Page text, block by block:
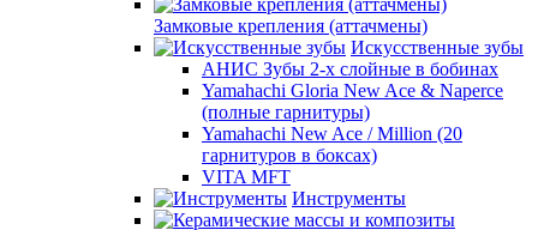
Замковые крепления (аттачмены)
Искусственные зубы
АНИС Зубы 2-х слойные в бобинах
Yamahachi Gloria New Ace & Naperce
(полные гарнитуры)
Yamahachi New Ace / Million (20
гарнитуров в боксах)
VITA MFT
Инструменты